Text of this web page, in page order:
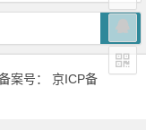
案号： 京ICP备